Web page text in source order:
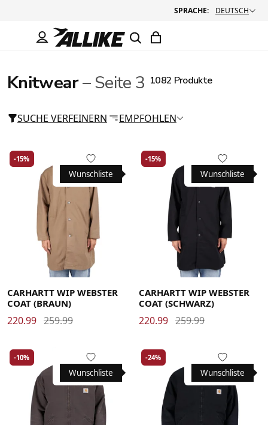
SPRACHE: DEUTSCH
Knitwear– Seite 3 1082 Produkte
SUCHE VERFEINERN EMPFOHLEN
MediumSmallX-Large
Wunschliste
-15%
CARHARTT WIP WEBSTER
COAT (BRAUN)
220.99 259.99
MediumSmallX-Large
Wunschliste
-15%
CARHARTT WIP WEBSTER
COAT (SCHWARZ)
220.99 259.99
Wunschliste
-10%
Wunschliste
-24%